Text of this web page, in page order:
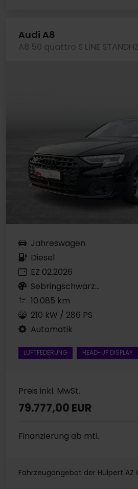
Audi A8
Jahreswagen
Diesel
EZ 02.2026
Sebringschwarz...
10.085 km
210 kW / 286 PS
Automatik
LUFTFEDERUNG HEAD-UP DISPLAY
Preis inkl. MwSt.
79.777,00 EUR
Finanzierung ab mtl.
Fahrzeugangebot der Hülpert AZ